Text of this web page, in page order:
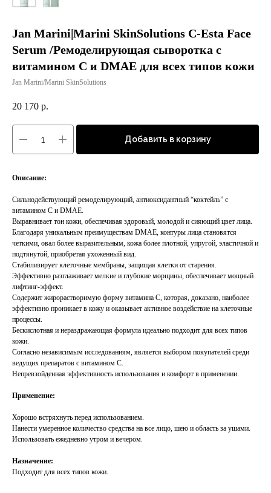
Jan Marini|Marini SkinSolutions C-Esta Face
Serum /Ремоделирующая сыворотка с
витамином С и DMAE для всех типов кожи
Jan Marini/Marini SkinSolutions
20 170 р.
Добавить в корзину
Описание:
Сильнодействующий ремоделирующий, антиоксидантный “коктейль” с
витамином C и DMAE.
Выравнивает тон кожи, обеспечивая здоровый, молодой и сияющий цвет лица.
Благодаря уникальным преимуществам DMAE, контуры лица становятся
четкими, овал более выразительным, кожа более плотной, упругой, эластичной и
подтянутой, приобретая ухоженный вид.
Стабилизирует клеточные мембраны, защищая клетки от старения.
Эффективно разглаживает мелкие и глубокие морщины, обеспечивает мощный
лифтинг-эффект.
Содержит жирорастворимую форму витамина С, которая, доказано, наиболее
эффективно проникает в кожу и оказывает активное воздействие на клеточные
процессы.
Бескислотная и нераздражающая формула идеально подходит для всех типов
кожи.
Согласно независимым исследованиям, является выбором покупателей среди
ведущих препаратов с витамином С.
Непревзойденная эффективность использования и комфорт в применении.
Применение:
Хорошо встряхнуть перед использованием.
Нанести умеренное количество средства на все лицо, шею и область за ушами.
Использовать ежедневно утром и вечером.
Назначение:
Подходит для всех типов кожи.